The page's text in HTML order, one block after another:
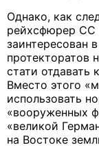
Однако, как
рейхсфюрер СС
заинтересован
протекторатов
стати отдавать
Вместо этого
использовать
«вооруженных
«великой
на Востоке